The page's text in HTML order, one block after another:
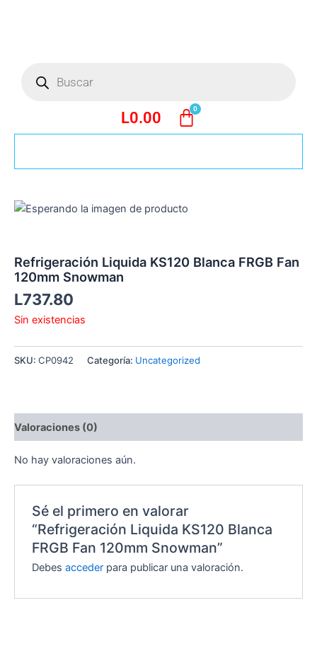
productos
L0.00
Refrigeración Liquida KS120 Blanca FRGB Fan
120mm Snowman
L737.80
Sin existencias
SKU: CP0942 Categoría: Uncategorized
Valoraciones (0)
No hay valoraciones aún.
Sé el primero en valorar
“Refrigeración Liquida KS120 Blanca
FRGB Fan 120mm Snowman”
Debesacceder para publicar una valoración.